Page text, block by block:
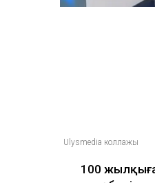
Ulysmedia коллажы
100